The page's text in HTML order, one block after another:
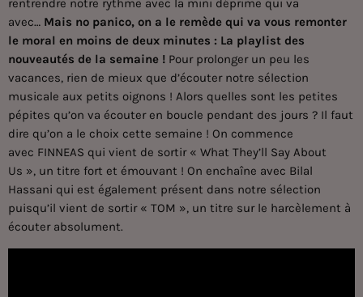
rentrendre notre rythme avec la mini déprime qui va
avec… Mais no panico, on a le remède qui va vous remonter
le moral en moins de deux minutes : La playlist des
nouveautés de la semaine ! Pour prolonger un peu les
vacances, rien de mieux que d’écouter notre sélection
musicale aux petits oignons ! Alors quelles sont les petites
pépites qu’on va écouter en boucle pendant des jours ? Il faut
dire qu’on a le choix cette semaine ! On commence
avec FINNEAS qui vient de sortir « What They’ll Say About
Us », un titre fort et émouvant ! On enchaîne avec Bilal
Hassani qui est également présent dans notre sélection
puisqu’il vient de sortir « TOM », un titre sur le harcèlement à
écouter absolument.